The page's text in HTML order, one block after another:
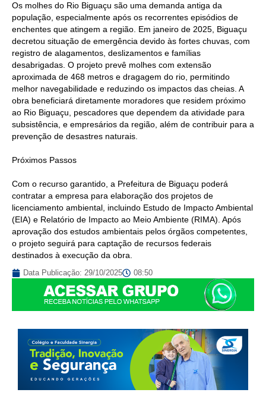
Os molhes do Rio Biguaçu são uma demanda antiga da
população, especialmente após os recorrentes episódios de
enchentes que atingem a região. Em janeiro de 2025, Biguaçu
decretou situação de emergência devido às fortes chuvas, com
registro de alagamentos, deslizamentos e famílias
desabrigadas. O projeto prevê molhes com extensão
aproximada de 468 metros e dragagem do rio, permitindo
melhor navegabilidade e reduzindo os impactos das cheias. A
obra beneficiará diretamente moradores que residem próximo
ao Rio Biguaçu, pescadores que dependem da atividade para
subsistência, e empresários da região, além de contribuir para a
prevenção de desastres naturais.
Próximos Passos
Com o recurso garantido, a Prefeitura de Biguaçu poderá
contratar a empresa para elaboração dos projetos de
licenciamento ambiental, incluindo Estudo de Impacto Ambiental
(EIA) e Relatório de Impacto ao Meio Ambiente (RIMA). Após
aprovação dos estudos ambientais pelos órgãos competentes,
o projeto seguirá para captação de recursos federais
destinados à execução da obra.
Data Publicação: 29/10/2025 08:50